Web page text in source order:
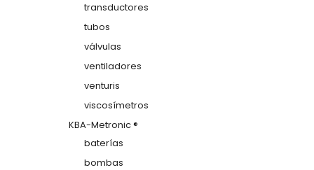
transductores
tubos
válvulas
ventiladores
venturis
viscosímetros
KBA-Metronic ®
baterías
bombas